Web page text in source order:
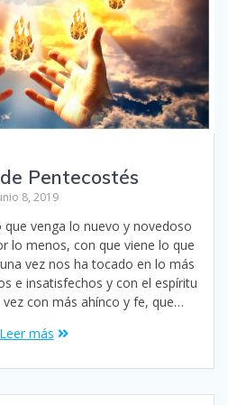
Pentecostés
8, 2019
que venga lo nuevo y novedoso
lo menos, con que viene lo que
vez nos ha tocado en lo más
e insatisfechos y con el espíritu
vez con más ahínco y fe, que…
Leer más